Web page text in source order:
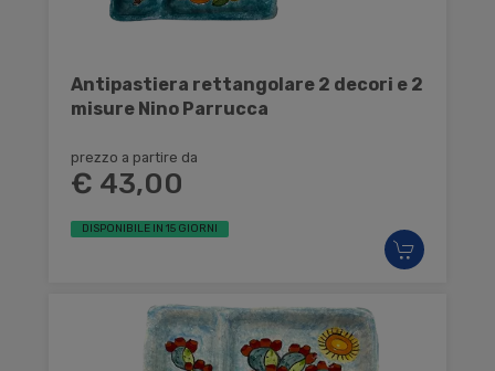
Antipastiera rettangolare 2 decori e 2
misure Nino Parrucca
prezzo a partire da
€ 43,00
DISPONIBILE IN 15 GIORNI